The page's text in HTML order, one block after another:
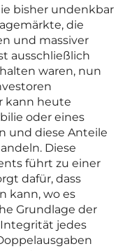
bisher undenkbar
die
und massiver
ausschließlich
waren, nun
kann heute
oder eines
und diese Anteile
Diese
führt zu einer
dafür, dass
kann, wo es
Grundlage der
jedes